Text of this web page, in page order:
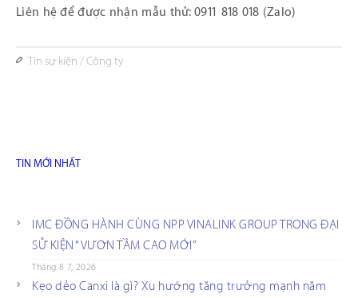
Liên hệ để được nhận mẫu thử: 0911 818 018 (Zalo)
Tin sự kiện /Công ty
TIN MỚI NHẤT
IMC ĐỒNG HÀNH CÙNG NPP VINALINK GROUP TRONG ĐẠI
SỰ KIỆN “VƯƠN TẦM CAO MỚI”
Tháng 8 7, 2026
Kẹo dẻo Canxi là gì? Xu hướng tăng trưởng mạnh năm